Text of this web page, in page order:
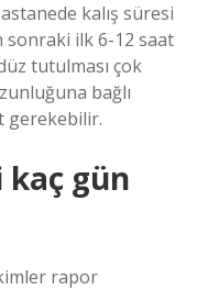
kalış süresi
sonraki ilk 6-12 saat
tutulması çok
bağlı
gerekebilir.
kaç gün
rapor